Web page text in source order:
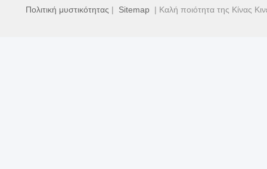
Πολιτική μυστικότητας | Sitemap | Καλή ποιότητα της Κίνας